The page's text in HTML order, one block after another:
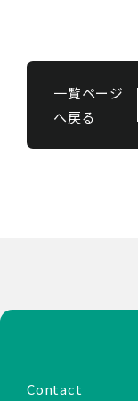
一覧ページ
へ戻る
Contact